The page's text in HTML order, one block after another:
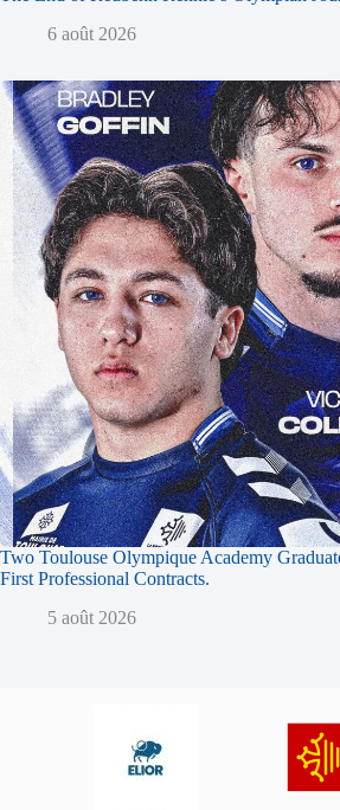
6 août 2026
Two Toulouse Olympique Academy
First Professional Contracts.
5 août 2026